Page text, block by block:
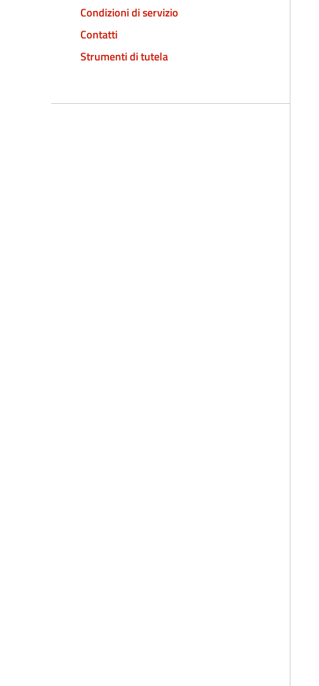
Condizioni di servizio
Contatti
Strumenti di tutela